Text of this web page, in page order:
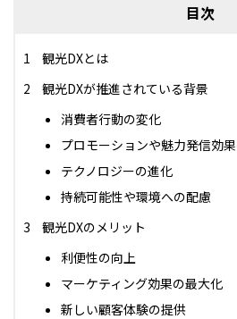
目次
観光DXとは
観光DXが推進されている背景
消費者行動の変化
プロモーションや魅力発信効
テクノロジーの進化
持続可能性や環境への配慮
観光DXのメリット
利便性の向上
マーケティング効果の最大化
新しい顧客体験の提供